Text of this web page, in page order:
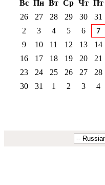
Вс Пн Вт Ср Чт Пт
26
27 28 29 30 31
2
3 4 5 6 7
9
10 11 12 13 14
16
17 18 19 20 21
23
24 25 26 27 28
30
31 1 2 3 4